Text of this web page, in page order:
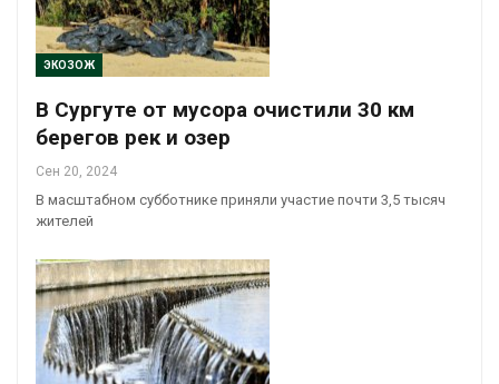
ЭКОЗОЖ
В Сургуте от мусора очистили 30 км
берегов рек и озер
Сен 20, 2024
В масштабном субботнике приняли участие почти 3,5 тысяч
жителей